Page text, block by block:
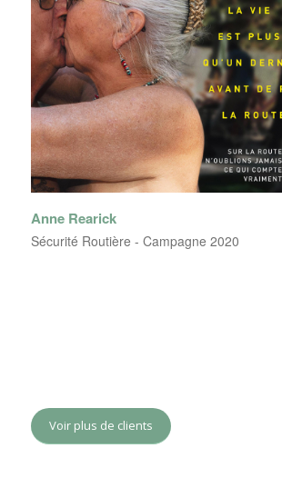
Anne Rearick
Sécurité Routière - Campagne 2020
Voir plus de clients